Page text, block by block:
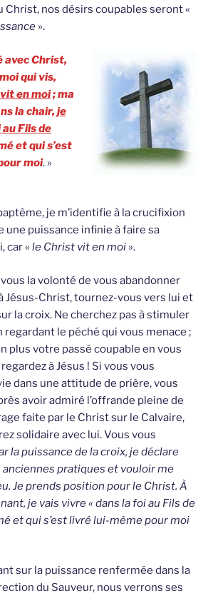
Christ, nos désirs coupables seront «
».
avec Christ,
qui vis,
en moi; ma
la chair, je
Fils de
et qui s’est
moi. »
je m’identifie à la crucifixion
une puissance infinie à faire sa
car « le Christ vit en moi ».
la volonté de vous abandonner
Jésus-Christ, tournez-vous vers lui et
la croix. Ne cherchez pas à stimuler
le péché qui vous menace ;
plus votre passé coupable en vous
à Jésus ! Si vous vous
dans une attitude de prière, vous
avoir admiré l’offrande pleine de
faite par le Christ sur le Calvaire,
solidaire avec lui. Vous vous
la puissance de la croix, je déclare
pratiques et vouloir me
Je prends position pour le Christ. À
je vais vivre « dans la foi au Fils de
et qui s’est livré lui-même pour moi
sur la puissance renfermée dans la
du Sauveur, nous verrons ses